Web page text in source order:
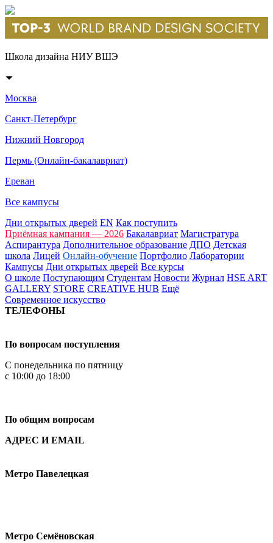
Школа дизайна НИУ ВШЭ
Москва
Санкт-Петербург
Нижний Новгород
Пермь (Онлайн-бакалавриат)
Ереван
Все кампусы
Дни открытых дверей EN Как поступить
Приёмная кампания — 2026 Бакалавриат Магистратура
Аспирантура Дополнительное образование ДПО Детская
школа Лицей Онлайн-обучение Портфолио Лаборатории
Кампусы Дни открытых дверей Все курсы
О школе Поступающим Студентам Новости Журнал HSE ART
GALLERY STORE CREATIVE HUB Ещё
Современное искусство
ТЕЛЕФОНЫ
По вопросам поступления
С понедельника по пятницу
с 10:00 до 18:00
По общим вопросам
АДРЕС И EMAIL
Метро Павелецкая
Метро Семёновская